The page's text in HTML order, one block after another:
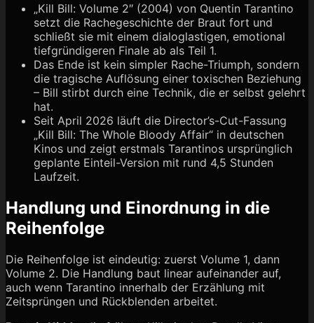
„Kill Bill: Volume 2″ (2004) von Quentin Tarantino
setzt die Rachegeschichte der Braut fort und
schließt sie mit einem dialoglastigen, emotional
tiefgründigeren Finale ab als Teil 1.
Das Ende ist kein simpler Rache-Triumph, sondern
die tragische Auflösung einer toxischen Beziehung
– Bill stirbt durch eine Technik, die er selbst gelehrt
hat.
Seit April 2026 läuft die Director’s-Cut-Fassung
„Kill Bill: The Whole Bloody Affair“ in deutschen
Kinos und zeigt erstmals Tarantinos ursprünglich
geplante Einteil-Version mit rund 4,5 Stunden
Laufzeit.
Handlung und Einordnung in die
Reihenfolge
Die Reihenfolge ist eindeutig: zuerst Volume 1, dann
Volume 2. Die Handlung baut linear aufeinander auf,
auch wenn Tarantino innerhalb der Erzählung mit
Zeitsprüngen und Rückblenden arbeitet.